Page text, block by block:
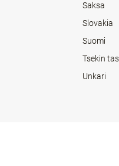
Saksa
Slovakia
Suomi
Tsekin
Unkari